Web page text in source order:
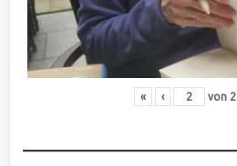
« ‹ von 2